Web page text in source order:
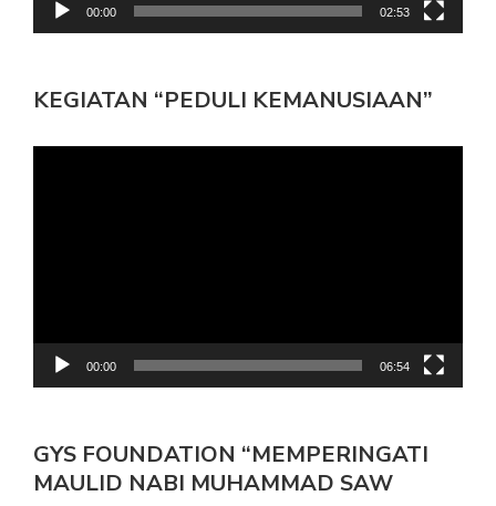
00:00 02:53
KEGIATAN “PEDULI KEMANUSIAAN”
00:00 06:54
GYS FOUNDATION “MEMPERINGATI
MAULID NABI MUHAMMAD SAW